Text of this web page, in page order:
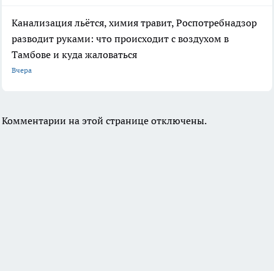
Канализация льётся, химия травит, Роспотребнадзор
разводит руками: что происходит с воздухом в
Тамбове и куда жаловаться
Вчера
Комментарии на этой странице отключены.